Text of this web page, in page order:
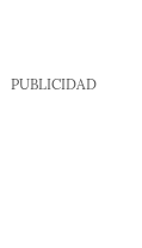
PUBLICIDAD